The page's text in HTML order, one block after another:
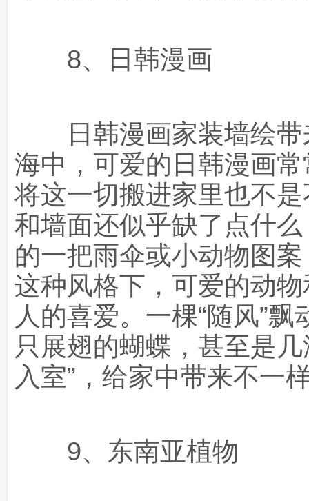
8、日韩漫画
日韩漫画家装墙绘带
海中，可爱的日韩漫画
将这一切搬进家里也不
和墙面还似乎缺了点什
的一把雨伞或小动物图
这种风格下，可爱的动
人的喜爱。一棵“随风”
只展翅的蝴蝶，甚至是
入室”，给家中带来不一
9、东南亚植物